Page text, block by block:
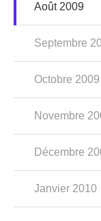
Août 2009
Septembre
Octobre 2009
Novembre
Décembre
Janvier 2010